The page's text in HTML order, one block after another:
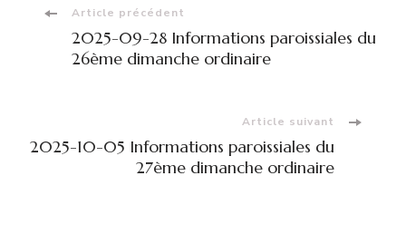
Navigation
d'article
Article précédent
2025-09-28 Informations paroissiales du
26ème dimanche ordinaire
Article suivant
2025-10-05 Informations paroissiales du
27ème dimanche ordinaire